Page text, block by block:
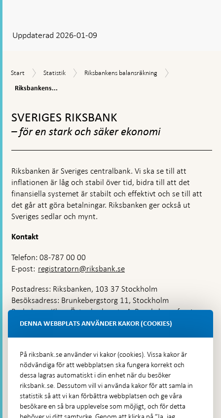
visas
Uppdaterad 2026-01-09
Start
Start Statistik
Statistik
Riksbankens
Riksbankens balansräkning
Riksbankens...
toppnavigation
SVERIGES RIKSBANK
– för en stark och säker ekonomi
Riksbanken är Sveriges centralbank. Vi ska se till att
inflationen är låg och stabil över tid, bidra till att det
finansiella systemet är stabilt och effektivt och se till att
det går att göra betalningar. Riksbanken ger också ut
Sveriges sedlar och mynt.
Kontakt
Telefon: 08-787 00 00
E-post: registratorn@riksbank.se
Postadress: Riksbanken, 103 37 Stockholm
Besöksadress: Brunkebergstorg 11, Stockholm
Budadress: Klara Östra kyrkogata 4, Brunkebergsfaret,
Lastplats 6
Hitta direkt
Frågor och svar-
Öppnas
i
Till Riksbankens webbarkiv-
DENNA WEBBPLATS ANVÄNDER KAKOR (COOKIES)
På riksbank.se använder vi kakor (cookies). Vissa kakor är
nödvändiga för att webbplatsen ska fungera korrekt och
dessa lagras automatiskt i din enhet när du besöker
riksbank.se. Dessutom vill vi använda kakor för att samla in
statistik så att vi kan förbättra webbplatsen och ge våra
besökare en så bra upplevelse som möjligt, och för detta